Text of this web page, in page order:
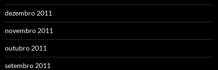
dezembro 2011
novembro 2011
outubro 2011
setembro 2011